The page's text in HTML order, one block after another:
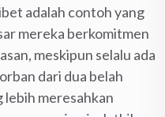
adalah contoh yang
mereka berkomitmen
meskipun selalu ada
dari dua belah
lebih meresahkan